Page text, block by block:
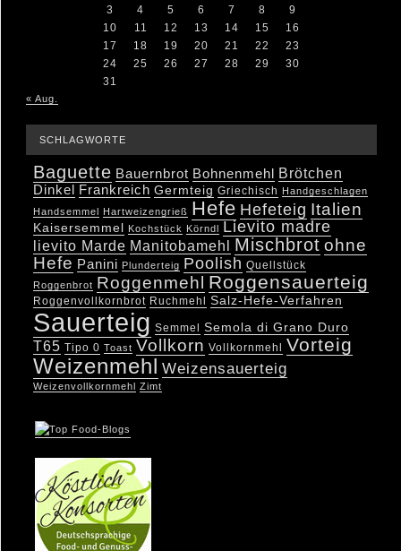
3
4 5 6 7 8
9
10
11 12 13 14 15
16
17
18 19 20 21 22
23
24
25 26 27 28 29
30
31
« Aug.
SCHLAGWORTE
Baguette Bauernbrot Bohnenmehl Brötchen
Dinkel Frankreich Germteig Griechisch
Handgeschlagen
Handsemmel
Hartweizengrieß Hefe Hefeteig Italien
Kaisersemmel Kochstück Körndl Lievito madre
lievito Marde Manitobamehl Mischbrot ohne
Hefe Panini Plunderteig Poolish Quellstück
Roggenbrot Roggenmehl Roggensauerteig
Roggenvollkornbrot Ruchmehl Salz-Hefe-Verfahren
Sauerteig Semmel Semola di Grano Duro
T65 Tipo 0 Toast Vollkorn Vollkornmehl Vorteig
Weizenmehl Weizensauerteig
Weizenvollkornmehl Zimt